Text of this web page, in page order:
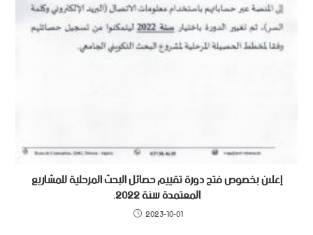
إعلان بخصوص فتح دورة تقييم حصائل البحث المرحلية للمشاريع
المعتمدة سنة 2022.‎
2023-10-01